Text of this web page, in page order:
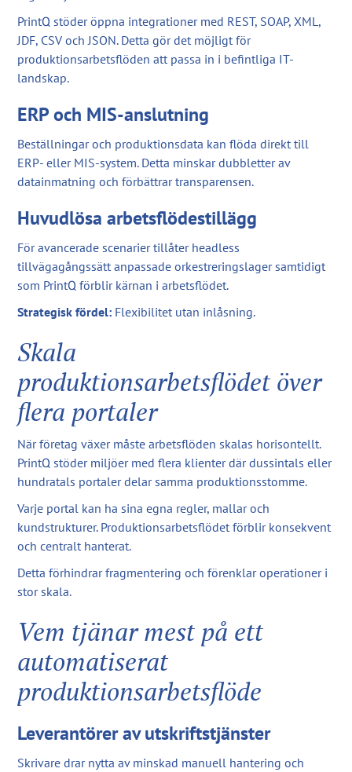
PrintQ stöder öppna integrationer med REST, SOAP, XML,
JDF, CSV och JSON. Detta gör det möjligt för
produktionsarbetsflöden att passa in i befintliga IT-
landskap.
ERP och MIS-anslutning
Beställningar och produktionsdata kan flöda direkt till
ERP- eller MIS-system. Detta minskar dubbletter av
datainmatning och förbättrar transparensen.
Huvudlösa arbetsflödestillägg
För avancerade scenarier tillåter headless
tillvägagångssätt anpassade orkestreringslager samtidigt
som PrintQ förblir kärnan i arbetsflödet.
Strategisk fördel: Flexibilitet utan inlåsning.
Skala
produktionsarbetsflödet över
flera portaler
När företag växer måste arbetsflöden skalas horisontellt.
PrintQ stöder miljöer med flera klienter där dussintals eller
hundratals portaler delar samma produktionsstomme.
Varje portal kan ha sina egna regler, mallar och
kundstrukturer. Produktionsarbetsflödet förblir konsekvent
och centralt hanterat.
Detta förhindrar fragmentering och förenklar operationer i
stor skala.
Vem tjänar mest på ett
automatiserat
produktionsarbetsflöde
Leverantörer av utskriftstjänster
Skrivare drar nytta av minskad manuell hantering och